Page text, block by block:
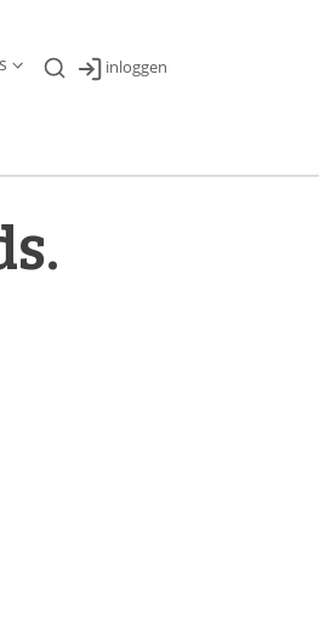
inloggen